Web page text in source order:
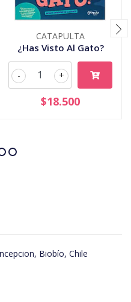
CATAPULTA
¿Has Visto Al Gato?
+
-
$18.500
Biobío, Chile